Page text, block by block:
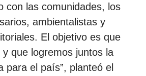
con las comunidades, los
ambientalistas y
El objetivo es que
que logremos juntos la
para el país”, planteó el